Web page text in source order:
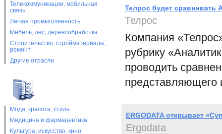
Телекоммуникации, мобильная
связь
Легкая промышленность
Мебель, лес, деревообработка
Строительство, стройматериалы,
ремонт
Другие отрасли
Мода, красота, стиль
Медицина и фармацевтика
Культура, искусство, кино
Телрос будет сравнивать
Телрос
Компания
рубрику
проводить
представляющего
ERGODATA открывает
Ergodata